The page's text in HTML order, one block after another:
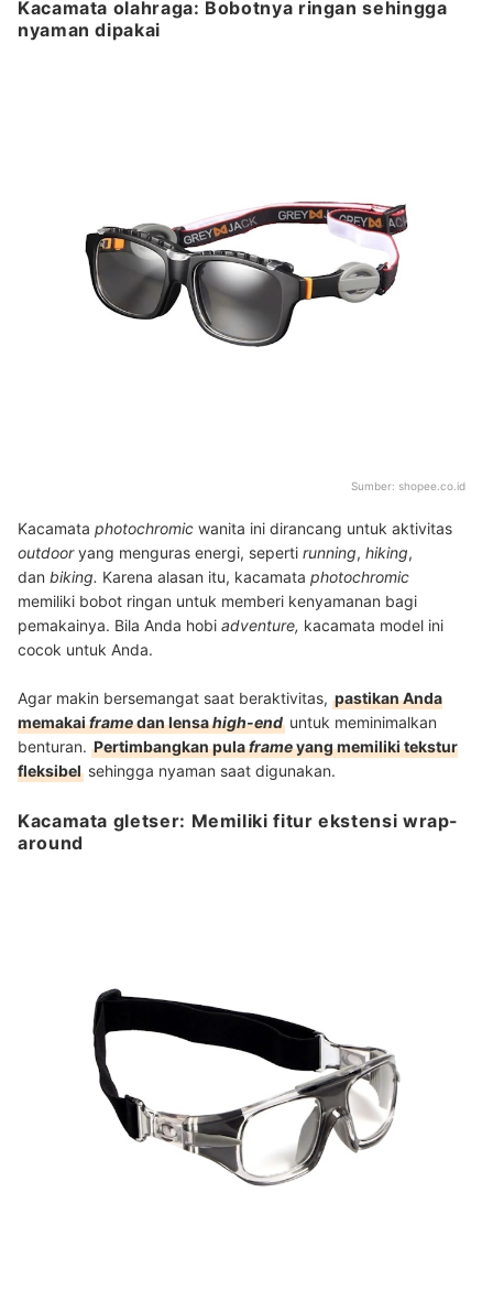
Kacamata olahraga: Bobotnya ringan sehingga
nyaman dipakai
Sumber: shopee.co.id
Kacamata photochromic wanita ini dirancang untuk aktivitas
outdooryang menguras energi, seperti running, hiking,
dan biking. Karena alasan itu, kacamata photochromic
memiliki bobot ringan untuk memberi kenyamanan bagi
pemakainya. Bila Anda hobi adventure, kacamata model ini
cocok untuk Anda.
Agar makin bersemangat saat beraktivitas, pastikan Anda
memakaiframedan lensahigh-end untuk meminimalkan
benturan. Pertimbangkan pulaframeyang memiliki tekstur
fleksibel sehingga nyaman saat digunakan.
Kacamata gletser: Memiliki fitur ekstensi wrap-
around